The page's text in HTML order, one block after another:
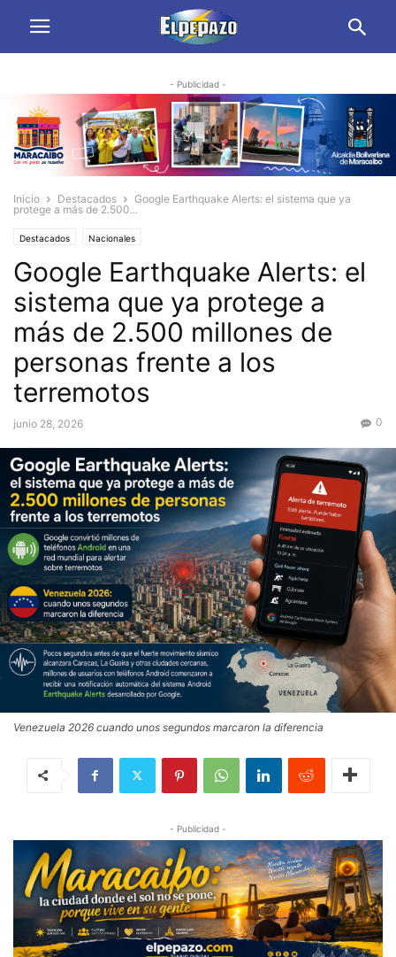
- Publicidad -
Inicio Destacados
Google Earthquake Alerts: el sistema que ya
protege a más de 2.500...
Destacados Nacionales
Google Earthquake Alerts: el
sistema que ya protege a
más de 2.500 millones de
personas frente a los
terremotos
junio 28, 2026 0
Venezuela 2026 cuando unos segundos marcaron la diferencia
- Publicidad -